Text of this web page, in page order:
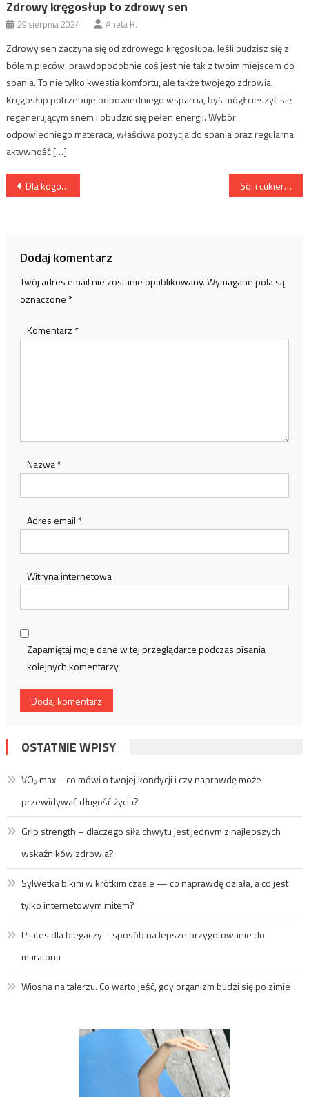
Zdrowy kręgosłup to zdrowy sen
29 sierpnia 2024 Aneta R.
Zdrowy sen zaczyna się od zdrowego kręgosłupa. Jeśli budzisz się z
bólem pleców, prawdopodobnie coś jest nie tak z twoim miejscem do
spania. To nie tylko kwestia komfortu, ale także twojego zdrowia.
Kręgosłup potrzebuje odpowiedniego wsparcia, byś mógł cieszyć się
regenerującym snem i obudzić się pełen energii. Wybór
odpowiedniego materaca, właściwa pozycja do spania oraz regularna
aktywność […]
Nawigacja
Dla kogo jest pilates? Sól i cukier a odchudzanie – białą śmiercią?
Dodaj komentarz
Twój adres email nie zostanie opublikowany.Wymagane pola są
oznaczone *
Komentarz *
Nazwa*
Adres email *
Witryna internetowa
Zapamiętaj moje dane w tej przeglądarce podczas pisania
kolejnych komentarzy.
OSTATNIE WPISY
VO₂ max – co mówi o twojej kondycji i czy naprawdę może
przewidywać długość życia?
Grip strength – dlaczego siła chwytu jest jednym z najlepszych
wskaźników zdrowia?
Sylwetka bikini w krótkim czasie — co naprawdę działa, a co jest
tylko internetowym mitem?
Pilates dla biegaczy – sposób na lepsze przygotowanie do
maratonu
Wiosna na talerzu. Co warto jeść, gdy organizm budzi się po zimie